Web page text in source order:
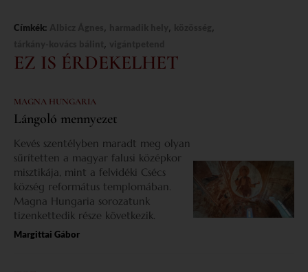
Címkék: , , ,
,
EZ IS ÉRDEKELHET
MAGNA HUNGARIA
Lángoló mennyezet
Kevés szentélyben maradt meg olyan
sűrítetten a magyar falusi középkor
misztikája, mint a felvidéki Csécs
község református templomában.
Magna Hungaria sorozatunk
tizenkettedik része következik.
Margittai Gábor